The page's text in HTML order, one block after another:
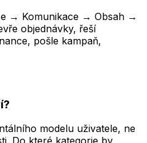
→ Komunikace → Obsah →
objednávky, řeší
pošle kampaň,
modelu uživatele, ne